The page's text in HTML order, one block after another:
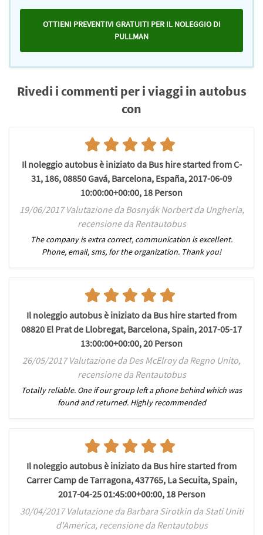
OTTIENI PREVENTIVI GRATUITI PER IL NOLEGGIO DI
PULLMAN
Rivedi i commenti per i viaggi in autobus
con
Il noleggio autobus è iniziato da Bus hire started from C-
31, 186, 08850 Gavá, Barcelona, España, 2017-06-09
10:00:00+00:00, 18 Person
19/06/2017 Valutazione da Bosnyák Norbert da Ungheria,
recensione da Rentautobus
The company is extra correct, communication is excellent.
Phone, email, sms, for the organization. Thank you!
Il noleggio autobus è iniziato da Bus hire started from
08820 El Prat de Llobregat, Barcelona, Spain, 2017-05-17
13:00:00+00:00, 20 Person
26/05/2017 Valutazione da Des McElroy da Regno Unito,
recensione da Rentautobus
Totally reliable. One if our group left a phone behind which was
found and returned. Highly recommended
Il noleggio autobus è iniziato da Bus hire started from
Carrer Camp de Tarragona, 437765, La Secuita, Spain,
2017-04-25 01:45:00+00:00, 18 Person
30/04/2017 Valutazione da Barbara Sirotkin da Stati Uniti
d'America, recensione da Rentautobus